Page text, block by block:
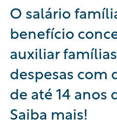
O salário
benefício
auxiliar
despesas com
de até 14 anos
Saiba mais!